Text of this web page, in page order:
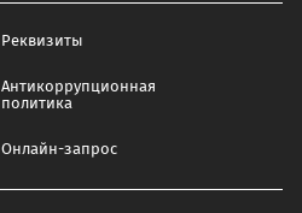
Реквизиты
Антикоррупционная
политика
Онлайн-запрос